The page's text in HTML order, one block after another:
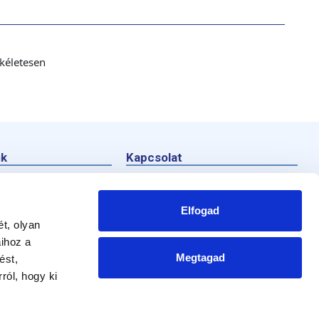
olyan
a
hogy ki
Elfogad
Megtagad
Kapcsolat
2040 Budaörs, Gyár utca 2.
Ügyféltájékoztató
www.acmarca.com